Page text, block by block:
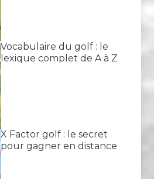
Vocabulaire du golf : le
lexique complet de A à Z
X Factor golf : le secret
pour gagner en distance